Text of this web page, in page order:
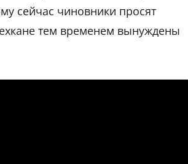
сейчас чиновники просят
тем временем вынуждены